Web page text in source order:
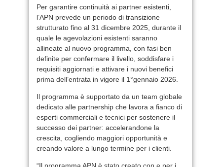
Per garantire continuità ai partner esistenti,
l’APN prevede un periodo di transizione
strutturato fino al 31 dicembre 2025, durante il
quale le agevolazioni esistenti saranno
allineate al nuovo programma, con fasi ben
definite per confermare il livello, soddisfare i
requisiti aggiornati e attivare i nuovi benefici
prima dell’entrata in vigore il 1°gennaio 2026.
Il programma è supportato da un team globale
dedicato alle partnership che lavora a fianco di
esperti commerciali e tecnici per sostenere il
successo dei partner: accelerandone la
crescita, cogliendo maggiori opportunità e
creando valore a lungo termine per i clienti.